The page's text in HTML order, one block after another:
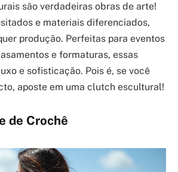
são verdadeiras obras de arte!
e materiais diferenciados,
produção. Perfeitas para eventos
e formaturas, essas
e sofisticação. Pois é, se você
aposte em uma clutch escultural!
de Crochê